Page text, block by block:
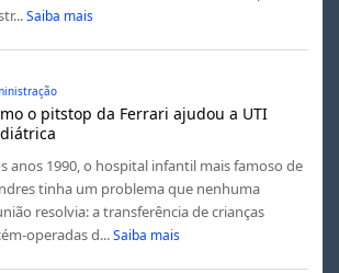
Saiba mais
o pitstop da Ferrari ajudou a UTI
anos 1990, o hospital infantil mais famoso de
tinha um problema que nenhuma
resolvia: a transferência de crianças
operadas d... Saiba mais